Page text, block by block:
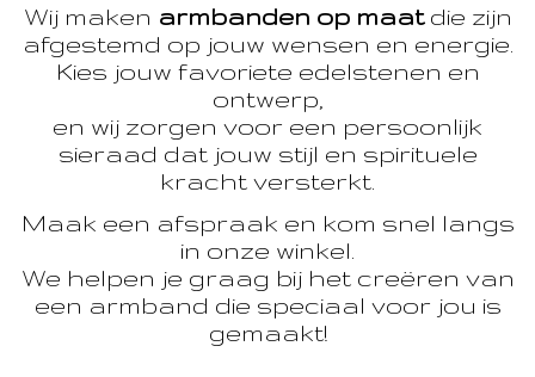
Wij maken armbanden op maatdie zijn
afgestemd op jouw wensen en energie.
Kies jouw favoriete edelstenen en
ontwerp,
en wij zorgen voor een persoonlijk
sieraad dat jouw stijl en spirituele
kracht versterkt.
Maak een afspraak en kom snel langs
in onze winkel.
We helpen je graag bij het creëren van
een armband die speciaal voor jou is
gemaakt!